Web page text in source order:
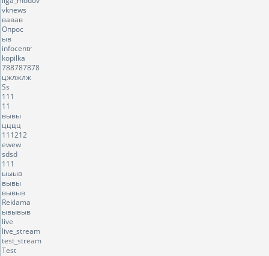
vknews
вавав
Опрос
ыв
infocentr
kopilka
788787878
цжлжлж
Ss
111
11
вывы
цццц
111212
ewew
sdsd
111
ыыыв
вывы
вывыв
Reklama
ывывыв
live
live_stream
test_stream
Test